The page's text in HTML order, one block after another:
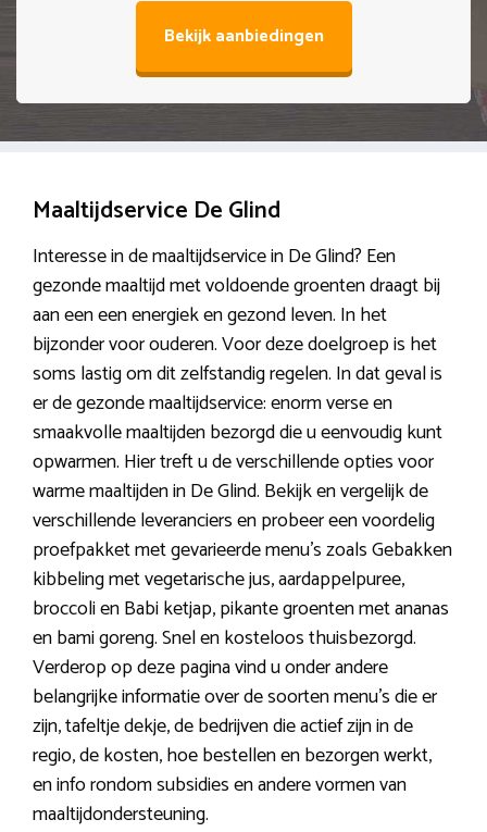
Bekijk aanbiedingen
Maaltijdservice De Glind
Interesse in de maaltijdservice in De Glind? Een
gezonde maaltijd met voldoende groenten draagt bij
aan een een energiek en gezond leven. In het
bijzonder voor ouderen. Voor deze doelgroep is het
soms lastig om dit zelfstandig regelen. In dat geval is
er de gezonde maaltijdservice: enorm verse en
smaakvolle maaltijden bezorgd die u eenvoudig kunt
opwarmen. Hier treft u de verschillende opties voor
warme maaltijden in De Glind. Bekijk en vergelijk de
verschillende leveranciers en probeer een voordelig
proefpakket met gevarieerde menu’s zoals Gebakken
kibbeling met vegetarische jus, aardappelpuree,
broccoli en Babi ketjap, pikante groenten met ananas
en bami goreng. Snel en kosteloos thuisbezorgd.
Verderop op deze pagina vind u onder andere
belangrijke informatie over de soorten menu’s die er
zijn, tafeltje dekje, de bedrijven die actief zijn in de
regio, de kosten, hoe bestellen en bezorgen werkt,
en info rondom subsidies en andere vormen van
maaltijdondersteuning.